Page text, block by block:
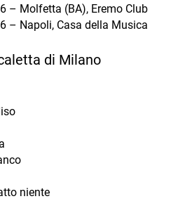
– Molfetta (BA), Eremo Club
– Napoli, Casa della Musica
di Milano
niente